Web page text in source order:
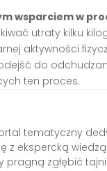
wsparciem w
utraty kilku
aktywności
do
ten proces.
tematyczny
z ekspercką
pragną zgłębić